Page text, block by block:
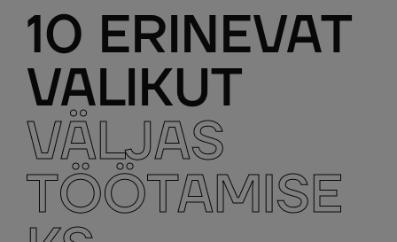
10 ERINEVAT
VALIKUT
VÄLJAS
TÖÖTAMISE